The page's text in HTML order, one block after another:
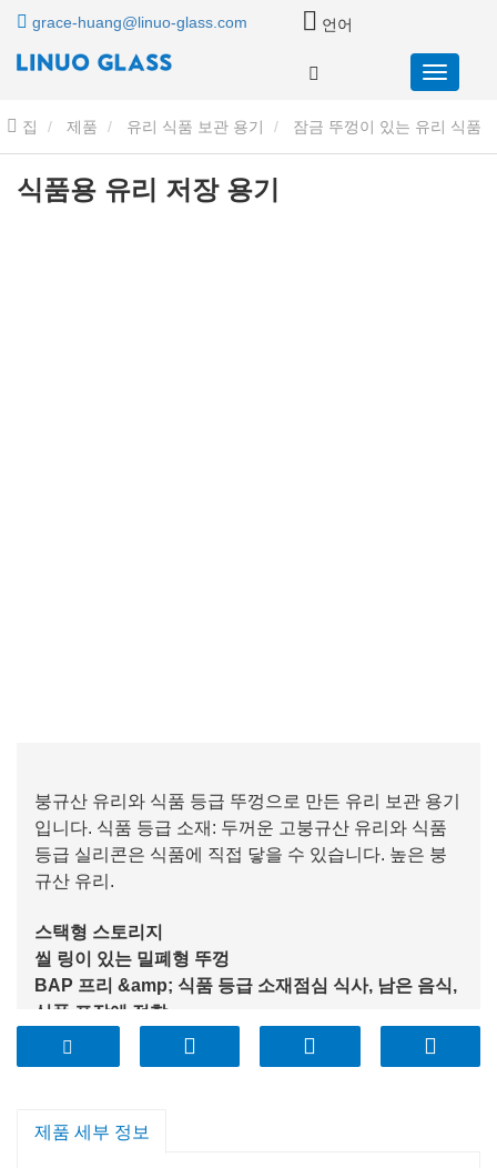
grace-huang@linuo-glass.com 언어
집 제품 유리 식품 보관 용기 잠금 뚜껑이 있는 유리 식품
보관 용기 식품용 유리 저장 용기
식품용 유리 저장 용기
붕규산 유리와 식품 등급 뚜껑으로 만든 유리 보관 용기
입니다. 식품 등급 소재: 두꺼운 고붕규산 유리와 식품
등급 실리콘은 식품에 직접 닿을 수 있습니다. 높은 붕
규산 유리.
스택형 스토리지
씰 링이 있는 밀폐형 뚜껑
BAP 프리 &amp; 식품 등급 소재점심 식사, 남은 음식,
식품 포장에 적합
제품 세부 정보